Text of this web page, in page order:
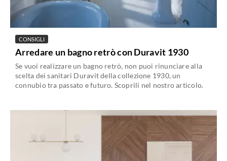
CONSIGLI
Arredare un bagno retrò con Duravit 1930
Se vuoi realizzare un bagno retrò, non puoi rinunciare alla
scelta dei sanitari Duravit della collezione 1930, un
connubio tra passato e futuro. Scoprili nel nostro articolo.